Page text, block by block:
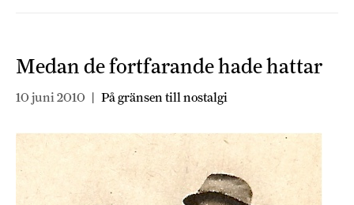
Medan de fortfarande hade hattar
10 juni 2010 | På gränsen till nostalgi